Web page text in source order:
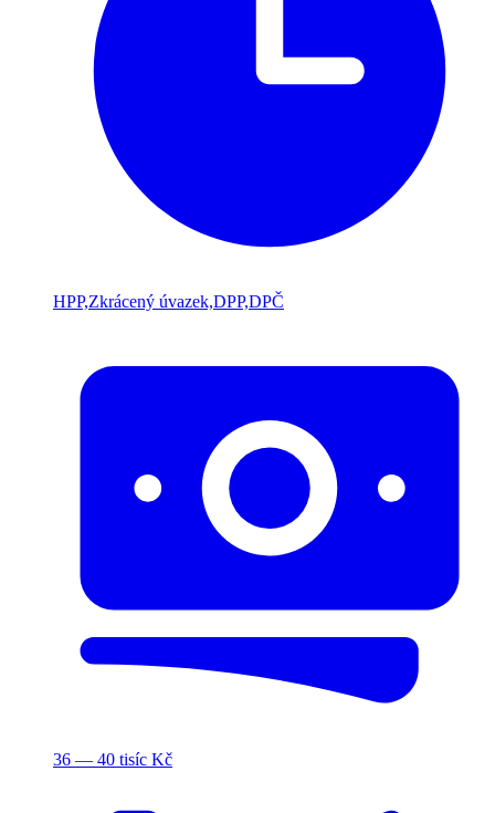
HPP,Zkrácený úvazek,DPP,DPČ
36 — 40 tisíc Kč